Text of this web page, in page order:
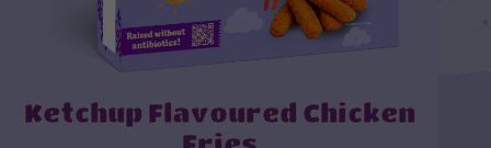
Ketchup Flavoured Chicken